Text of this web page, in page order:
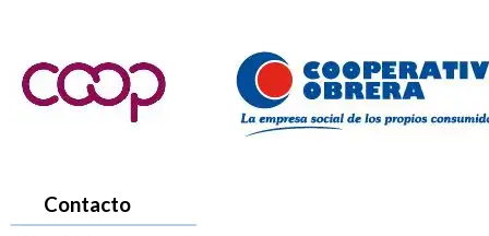
Contacto